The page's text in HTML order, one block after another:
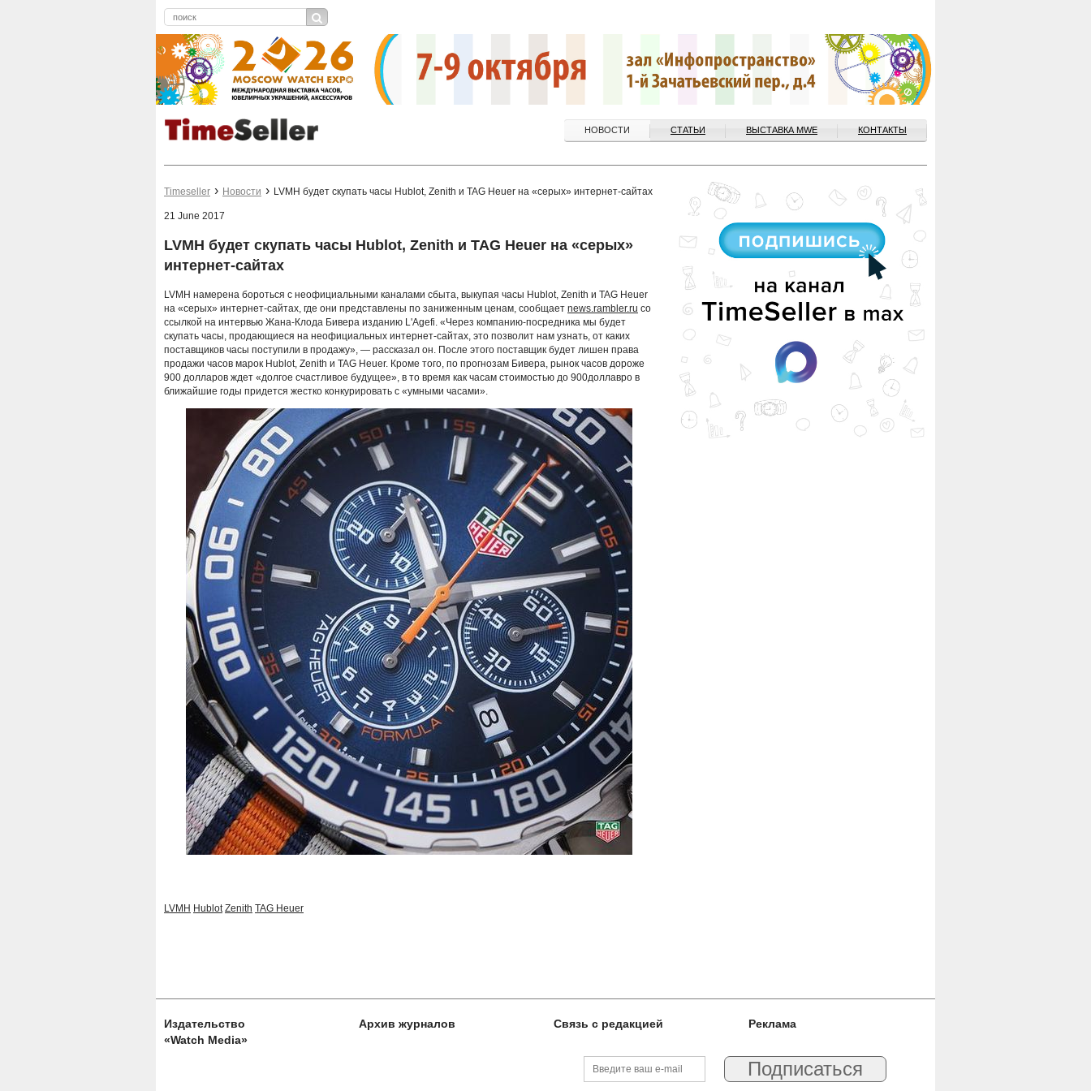
НОВОСТИ СТАТЬИ ВЫСТАВКА MWE КОНТАКТЫ
Timeseller Новости LVMH будет скупать часы Hublot, Zenith и TAG Heuer на «серых» интернет-сайтах
21 June 2017
LVMH будет скупать часы Hublot, Zenith и TAG Heuer на «серых»
интернет-сайтах
LVMH намерена бороться с неофициальными каналами сбыта, выкупая часы Hublot, Zenith и TAG Heuer
на «серых» интернет-сайтах, где они представлены по заниженным ценам, сообщает news.rambler.ru со
ссылкой на интервью Жана-Клода Бивера изданию L'Agefi. «Через компанию-посредника мы будет
скупать часы, продающиеся на неофициальных интернет-сайтах, это позволит нам узнать, от каких
поставщиков часы поступили в продажу», — рассказал он. После этого поставщик будет лишен права
продажи часов марок Hublot, Zenith и TAG Heuer. Кроме того, по прогнозам Бивера, рынок часов дороже
900 долларов ждет «долгое счастливое будущее», в то время как часам стоимостью до 900доллавро в
ближайшие годы придется жестко конкурировать с «умными часами».
LVMH Hublot Zenith TAG Heuer
Издательство
«Watch Media»
Архив журналов Связь с редакцией Реклама